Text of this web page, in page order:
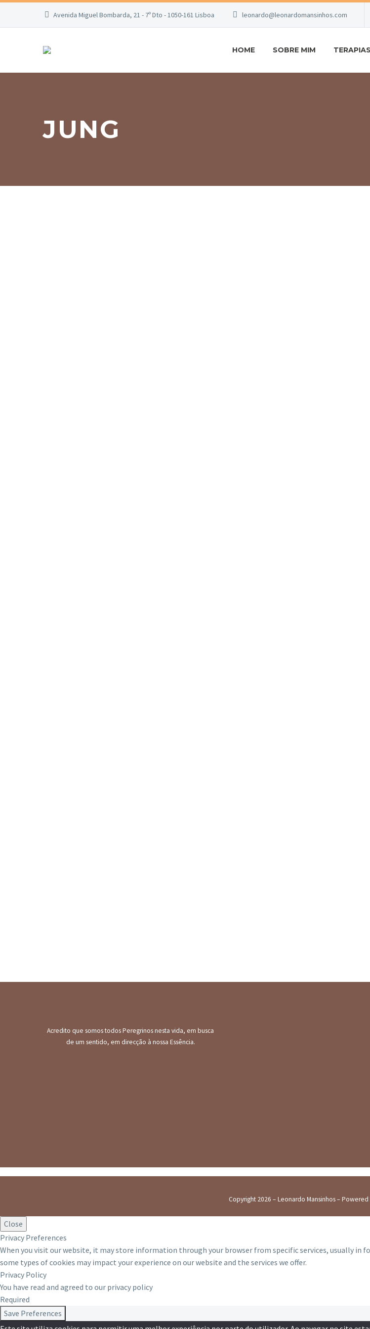
Avenida Miguel Bombarda, 21 - 7º Dto - 1050-161 Lisboa leonardo@leonardomansinhos.com
HOME SOBRE MIM TERAPIAS
JUNG
Acredito que somos todos Peregrinos nesta vida, em busca
de um sentido, em direcção à nossa Essência.
Copyright 2026 – Leonardo Mansinhos –
Close
Privacy Preferences
When you visit our website, it may store information through your browser from specific services, usually in
some types of cookies may impact your experience on our website and the services we offer.
Privacy Policy
You have read and agreed to our privacy policy
Required
Save Preferences